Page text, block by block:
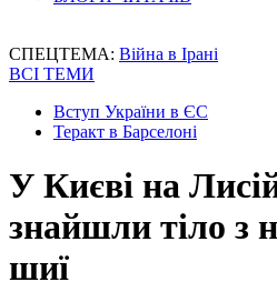
СПЕЦТЕМА: Війна в Ірані
ВСІ ТЕМИ
Вступ України в ЄС
Теракт в Барселоні
У Києві на
знайшли тіло з
шиї